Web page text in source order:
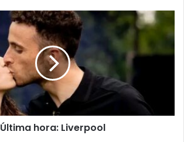
Última hora: Liverpool